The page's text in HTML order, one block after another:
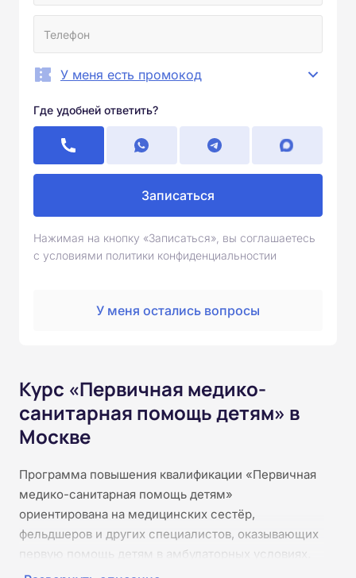
У меня есть промокод
Где удобней ответить?
Записаться
Нажимая на кнопку «Записаться», вы соглашаетесь
с условиями политики конфиденциальностии
У меня остались вопросы
Курс «Первичная медико-
санитарная помощь детям» в
Москве
Программа повышения квалификации «Первичная
медико-санитарная помощь детям»
ориентирована на медицинских сестёр,
фельдшеров и других специалистов, оказывающих
первую помощь детям в амбулаторных условиях.
Курс позволяет обновить знания об